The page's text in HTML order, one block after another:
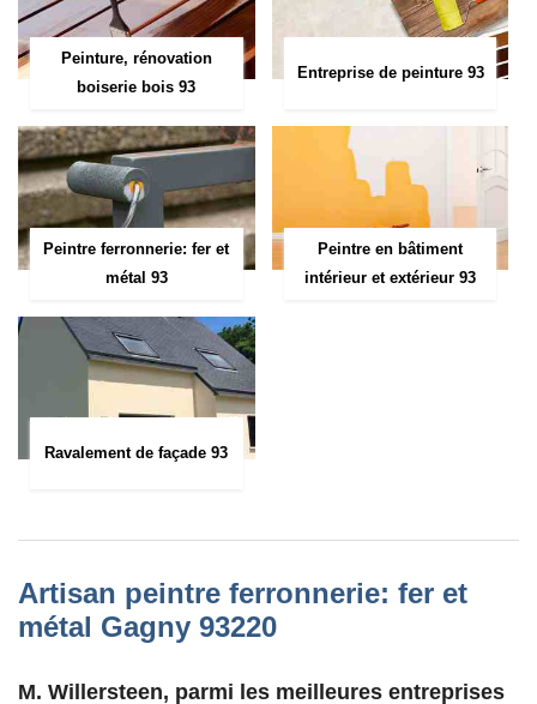
Peinture, rénovation
boiserie bois 93
Entreprise de peinture 93
Peintre ferronnerie: fer et
métal 93
Peintre en bâtiment
intérieur et extérieur 93
Ravalement de façade 93
Artisan peintre ferronnerie: fer et
métal Gagny 93220
M. Willersteen, parmi les meilleures entreprises